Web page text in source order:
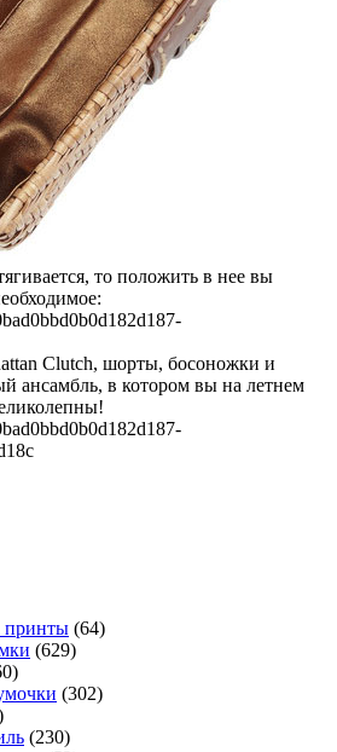
то положить в нее вы
Clutch, шорты, босоножки и
ансамбль, в котором вы на летнем
принты (64)
(629)
(302)
(230)